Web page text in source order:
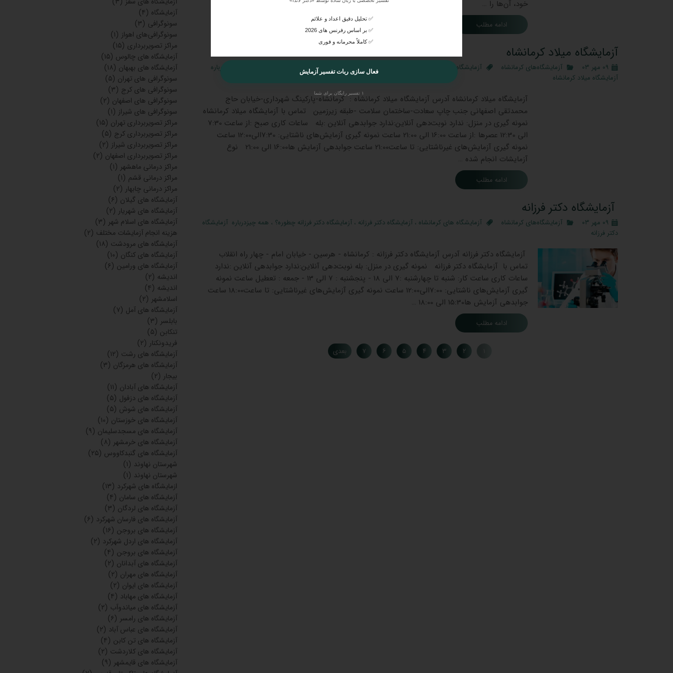
خود، آن‌ها را …
ادامه مطلب
آزمایشگاه میلاد کرمانشاه
۰۹ مهر ۰۳ آزمایشگاه‌های کرمانشاه آزمایشگاه های کرمانشاه آزمایشگاه میلاد کرمانشاه ، آزمایشگاه میلاد کرمانشاه چطوره؟
همه چیزدرباره
آزمایشگاه میلاد کرمانشاه
آزمایشگاه میلاد کرمانشاه آدرس آزمایشگاه میلاد کرمانشاه : کرمانشاه-پارکینگ شهرداری-خیابان حاج
محمدتقی اصفهانی جنب چاپ سعادت-ساختمان سلامت -طبقه زیرزمین تماس با آزمایشگاه میلاد کرمانشاه
نمونه گیری در منزل: ندارد نوبت‌دهی آنلاین:ندارد جوابدهی آنلاین :بله ساعات کاری صبح :از ساعت 7:30
الی 12:30 عصرها :از ساعت 16:00 الی 21:00 ساعت نمونه گیری آزمایش‌های ناشتایی: 7:30الی12:00 ساعت
نمونه گیری آزمایش‌های غیرناشتایی: تا ساعت21:00 ساعت جوابدهی آزمایش ‌ها16:00 الی 21:00 نوع
آزمایشات انجام شده …
ادامه مطلب
آزمایشگاه دکتر فرزانه
۰۹ مهر ۰۳ آزمایشگاه‌های کرمانشاه آزمایشگاه های کرمانشاه ، آزمایشگاه دکتر فرزانه ، آزمایشگاه دکتر فرزانه چطوره؟ ، همه چیزدرباره آزمایشگاه
دکتر فرزانه
آزمایشگاه دکتر فرزانه آدرس آزمایشگاه دکتر فرزانه : کرمانشاه - هرسین - خیابان امام - چهار راه انقلاب
تماس با آزمایشگاه دکتر فرزانه نمونه گیری در منزل: بله نوبت‌دهی آنلاین:ندارد جوابدهی آنلاین :ندارد
ساعات کاری ساعت کار: شنبه تا چهارشنبه :7 الی 18 - پنجشنبه : 7 الی 13 - جمعه : تعطیل ساعت نمونه
گیری آزمایش‌های ناشتایی: 7:00الی12:00 ساعت نمونه گیری آزمایش‌های غیرناشتایی: تا ساعت18:00 ساعت
جوابدهی آزمایش ‌ها15:30 الی 18:00 …
ادامه مطلب
۲ ۳ ۴ ۵ ۶ ۷ بعدی
آزمایشگاه (۴)
سونوگرافی (۳)
سونوگرافی‌های اهواز (۱)
مراکز تصویربرداری (۱۵)
آزمایشگاه های چالوس (۱۵)
آزمایشگاه های بهبهان (۱۸)
سونوگرافی های تهران (۵)
سونوگرافی های کرج (۳)
سونوگرافی های اصفهان (۲)
سونوگرافی های شیراز (۱)
مراکز تصویربرداری تهران (۱۵)
مراکز تصویربرداری کرج (۵)
مراکز تصویربرداری شیراز (۲)
مراکز تصویربرداری اصفهان (۲)
مراکز درمانی ماهشهر (۱)
مراکز درمانی قشم (۱)
مراکز درمانی چابهار (۲)
آزمایشگاه های گیلان (۶)
آزمایشگاه های شهریار (۲)
آزمایشگاه های اسلام شهر (۳)
هزینه انجام آزمایشات مختلف (۲)
آزمایشگاه های مرودشت (۱۸)
آزمایشگاه های کنگان (۱۰)
آزمایشگاه های ورامین (۶)
اندیشه (۲)
اندیشه (۴)
اسلامشهر (۲)
آزمایشگاه های آمل (۷)
بابلسر (۳)
تنکابن (۵)
فریدونکنار (۲)
آزمایشگاه های رشت (۱۲)
آزمایشگاه های هرمزگان (۳)
بیجار (۲)
آزمایشگاه های آبادان (۱۱)
آزمایشگاه های دزفول (۵)
آزمایشگاه های شوش (۵)
آزمایشگاه های خوزستان (۱۰)
آزمایشگاه های مسجدسلیمان (۹)
آزمایشگاه های خرمشهر (۸)
آزمایشگاه های گنبدکاووس (۲۵)
شهرستان نهاوند (۱)
شهرستان نهاوند (۱)
ازمایشگاه های شهرکرد (۱۳)
آزمایشگاه های سامان (۴)
آزمایشگاه های لردگان (۳)
آزمایشگاه های فارسان شهرکرد (۶)
آزمایشگاه های بروجن (۱۶)
آزمایشگاه های اردل شهرکرد (۲)
آزمایشگاه های بروجن (۴)
آزمایشگاه های آبدانان (۲)
آزمایشگاه های مهران (۲)
آزمایشگاه های ایوان (۲)
آزمایشگاه های مهاباد (۴)
آزمایشگاه های میاندوآب (۲)
آزمایشگاه های رامسر (۶)
آزمایشگاه های عباس آباد (۲)
آزمایشگاه های تن کابن (۴)
آزمایشگاه های کلاردشت (۲)
آزمایشگاه های قایمشهر (۹)
✅ تحلیل دقیق اعداد و علائم
✅ بر اساس رفرنس های 2026
✅ کاملاً محرمانه و فوری
فعال سازی ربات تفسیر آزمایش
۱ تفسیر رایگان برای شما